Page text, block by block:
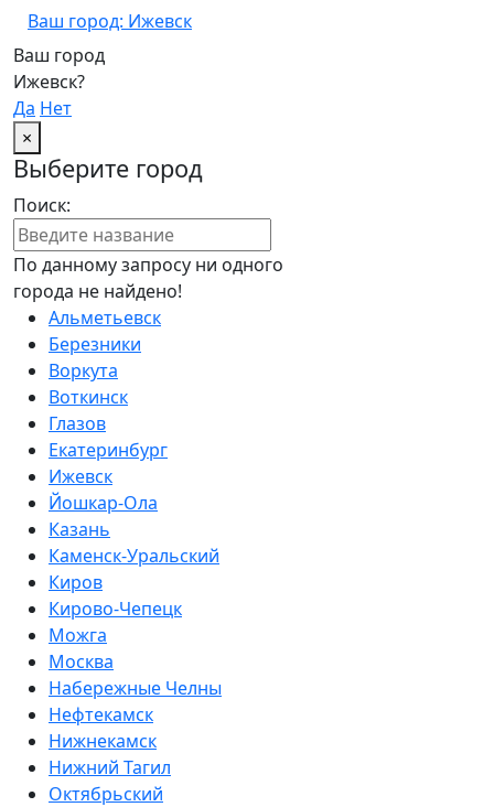
Ваш город: Ижевск
Ваш город
Ижевск?
Да Нет
×
Выберите город
Поиск:
По данному запросу ни одного
города не найдено!
Альметьевск
Березники
Воркута
Воткинск
Глазов
Екатеринбург
Ижевск
Йошкар-Ола
Казань
Каменск-Уральский
Киров
Кирово-Чепецк
Можга
Москва
Набережные Челны
Нефтекамск
Нижнекамск
Нижний Тагил
Октябрьский